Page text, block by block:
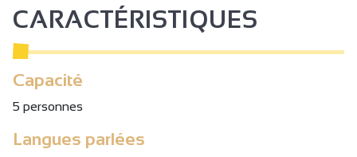
CARACTÉRISTIQUES
Capacité
5 personnes
Langues parlées